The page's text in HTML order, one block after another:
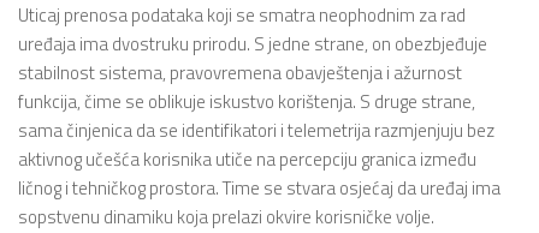
Uticaj prenosa podataka koji se smatra neophodnim za rad
uređaja ima dvostruku prirodu. S jedne strane, on obezbjeđuje
stabilnost sistema, pravovremena obavještenja i ažurnost
funkcija, čime se oblikuje iskustvo korištenja. S druge strane,
sama činjenica da se identifikatori i telemetrija razmjenjuju bez
aktivnog učešća korisnika utiče na percepciju granica između
ličnog i tehničkog prostora. Time se stvara osjećaj da uređaj ima
sopstvenu dinamiku koja prelazi okvire korisničke volje.